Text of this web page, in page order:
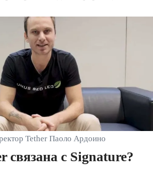
Tether Паоло Ардоино
связана с Signature?